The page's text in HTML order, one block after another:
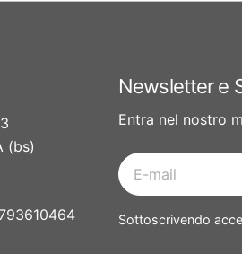
(bs)
Newsletter e
Entra nel nostro
E-
mail
Sottoscrivendo